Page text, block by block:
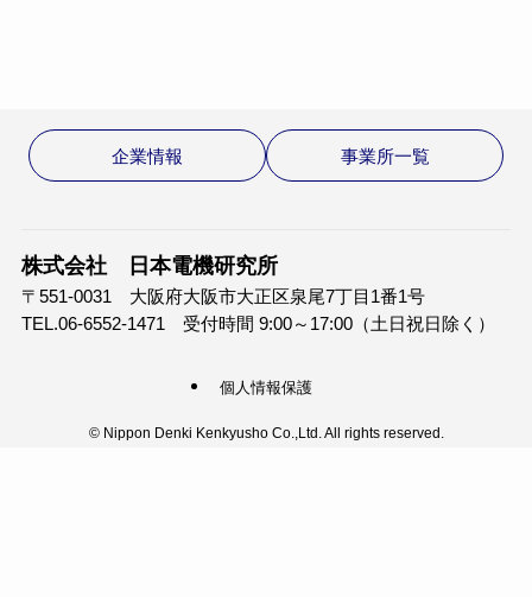
企業情報 事業所一覧
株式会社 日本電機研究所
〒551-0031 大阪府大阪市大正区泉尾7丁目1番1号
TEL.06-6552-1471 受付時間 9:00～17:00（土日祝日除く）
個人情報保護
©Nippon Denki Kenkyusho Co.,Ltd. All rights reserved.